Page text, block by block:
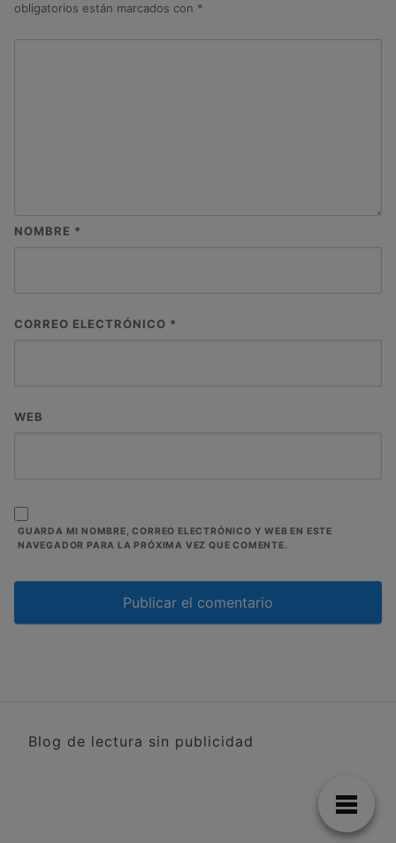
obligatorios están marcados con *
NOMBRE *
CORREO ELECTRÓNICO *
WEB
GUARDA MI NOMBRE, CORREO ELECTRÓNICO Y WEB EN ESTE
NAVEGADOR PARA LA PRÓXIMA VEZ QUE COMENTE.
Blog de lectura sin publicidad